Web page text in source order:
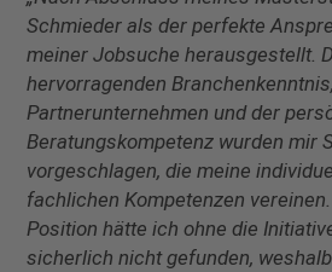
Schmieder als der perfekte
meiner Jobsuche herausgestellt.
hervorragenden
Partnerunternehmen und der
Beratungskompetenz wurden mir
vorgeschlagen, die meine
fachlichen Kompetenzen
Position hätte ich ohne die
sicherlich nicht gefunden,